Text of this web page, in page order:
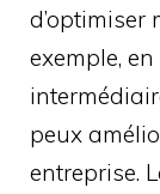
d’optimiser
exemple,
peux
entreprise.